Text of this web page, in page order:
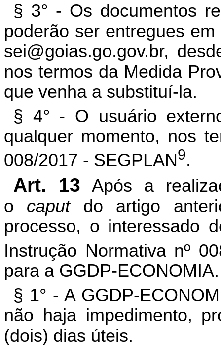
§ 3° - Os documentos
poderão ser entregues
sei@goias.go.gov.br,
nos termos da Medida
que venha a substituí-la.
§ 4° - O usuário
qualquer momento, nos
008/2017 - SEGPLAN9.
Art. 13 Após a
o caputdo artigo
processo, o interessado
Instrução Normativa nº
para a GGDP-ECONOMIA.
§ 1° - A GGDP-
não haja impedimento,
(dois) dias úteis.